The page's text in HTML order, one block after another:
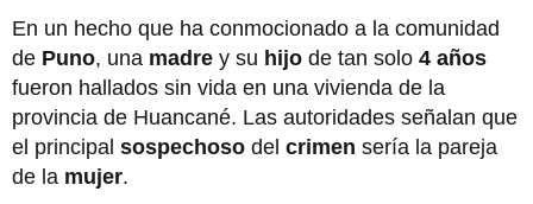
En un hecho que ha conmocionado a la comunidad
de Puno, una madre y su hijo de tan solo 4 años
fueron hallados sin vida en una vivienda de la
provincia de Huancané. Las autoridades señalan que
el principal sospechoso del crimen sería la pareja
de la mujer.